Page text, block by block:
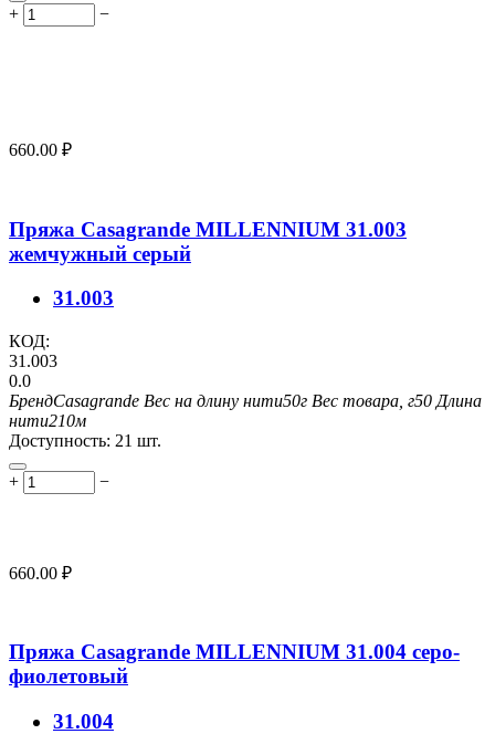
+ −
660.00 ₽
Пряжа Casagrande MILLENNIUM 31.003
жемчужный серый
31.003
КОД:
31.003
0.0
БрендCasagrande Вес на длину нити50г Вес товара, г50 Длина
нити210м
Доступность: 21 шт.
+ −
660.00 ₽
Пряжа Casagrande MILLENNIUM 31.004 серо-
фиолетовый
31.004